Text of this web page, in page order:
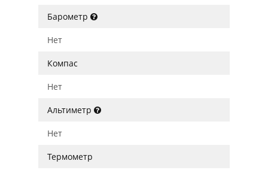
Барометр
Нет
Компас
Нет
Альтиметр
Нет
Термометр